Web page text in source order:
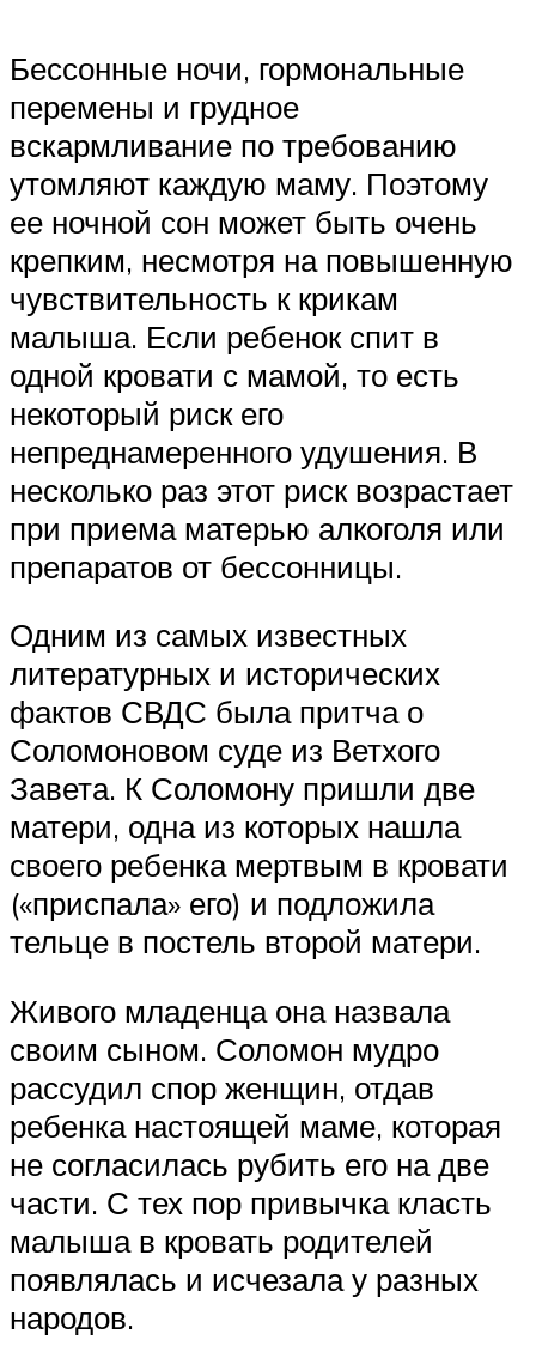
Бессонные ночи, гормональные
перемены и грудное
вскармливание по требованию
утомляют каждую маму. Поэтому
ее ночной сон может быть очень
крепким, несмотря на повышенную
чувствительность к крикам
малыша. Если ребенок спит в
одной кровати с мамой, то есть
некоторый риск его
непреднамеренного удушения. В
несколько раз этот риск возрастает
при приема матерью алкоголя или
препаратов от бессонницы.
Одним из самых известных
литературных и исторических
фактов СВДС была притча о
Соломоновом суде из Ветхого
Завета. К Соломону пришли две
матери, одна из которых нашла
своего ребенка мертвым в кровати
(«приспала» его) и подложила
тельце в постель второй матери.
Живого младенца она назвала
своим сыном. Соломон мудро
рассудил спор женщин, отдав
ребенка настоящей маме, которая
не согласилась рубить его на две
части. С тех пор привычка класть
малыша в кровать родителей
появлялась и исчезала у разных
народов.